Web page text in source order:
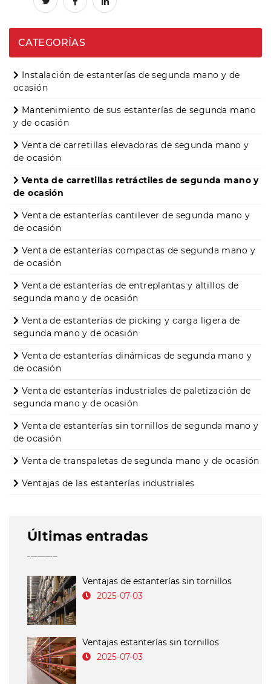
CATEGORÍAS
Instalación de estanterías de segunda mano y de
ocasión
Mantenimiento de sus estanterías de segunda mano
y de ocasión
Venta de carretillas elevadoras de segunda mano y
de ocasión
Venta de carretillas retráctiles de segunda mano y
de ocasión
Venta de estanterías cantilever de segunda mano y
de ocasión
Venta de estanterías compactas de segunda mano y
de ocasión
Venta de estanterías de entreplantas y altillos de
segunda mano y de ocasión
Venta de estanterías de picking y carga ligera de
segunda mano y de ocasión
Venta de estanterías dinámicas de segunda mano y
de ocasión
Venta de estanterías industriales de paletización de
segunda mano y de ocasión
Venta de estanterías sin tornillos de segunda mano y
de ocasión
Venta de transpaletas de segunda mano y de ocasión
Ventajas de las estanterías industriales
Últimas entradas
Ventajas de estanterías sin tornillos
2025-07-03
Ventajas estanterías sin tornillos
2025-07-03